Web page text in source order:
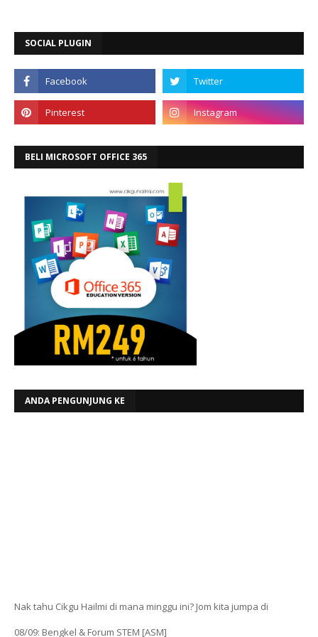
SOCIAL PLUGIN
BELI MICROSOFT OFFICE 365
ANDA PENGUNJUNG KE
Nak tahu Cikgu Hailmi di mana minggu ini? Jom kita jumpa di
08/09: Bengkel & Forum STEM [ASM]